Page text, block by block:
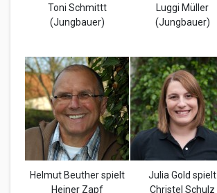
Toni Schmittt
(Jungbauer)
Luggi Müller
(Jungbauer)
Helmut Beuther spielt
Heiner Zapf
Julia Gold spielt
Christel Schulz